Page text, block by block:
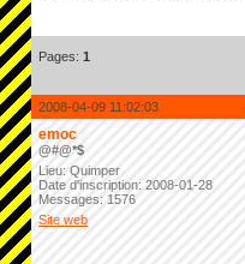
Pages: 1
2008-04-09 11:02:03
emoc
@#@*$
Lieu: Quimper
Date d'inscription: 2008-01-28
Messages: 1576
Site web